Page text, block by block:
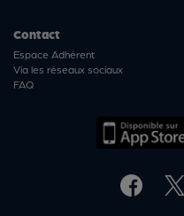
Contact
Espace Adhérent
Via les réseaux sociaux
FAQ